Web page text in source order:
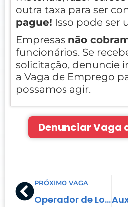
outra taxa para ser
pague! Isso pode ser
Empresas não
funcionários. Se
solicitação, denuncie
a Vaga de Emprego
possamos agir.
Denunciar Vaga
Prev
PRÓXIMO VAGA
Operador de Loja